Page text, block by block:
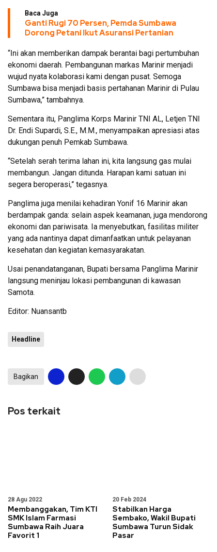
Baca Juga
Ganti Rugi 70 Persen, Pemda Sumbawa
Dorong Petani Ikut Asuransi Pertanian
“Ini akan memberikan dampak berantai bagi pertumbuhan
ekonomi daerah. Pembangunan markas Marinir menjadi
wujud nyata kolaborasi kami dengan pusat. Semoga
Sumbawa bisa menjadi basis pertahanan Marinir di Pulau
Sumbawa,” tambahnya.
Sementara itu, Panglima Korps Marinir TNI AL, Letjen TNI
Dr. Endi Supardi, S.E., M.M., menyampaikan apresiasi atas
dukungan penuh Pemkab Sumbawa.
“Setelah serah terima lahan ini, kita langsung gas mulai
membangun. Jangan ditunda. Harapan kami satuan ini
segera beroperasi,” tegasnya.
Panglima juga menilai kehadiran Yonif 16 Marinir akan
berdampak ganda: selain aspek keamanan, juga mendorong
ekonomi dan pariwisata. Ia menyebutkan, fasilitas militer
yang ada nantinya dapat dimanfaatkan untuk pelayanan
kesehatan dan kegiatan kemasyarakatan.
Usai penandatanganan, Bupati bersama Panglima Marinir
langsung meninjau lokasi pembangunan di kawasan
Samota.
Editor: Nuansantb
Headline
Bagikan
Pos terkait
28 Agu 2022
Membanggakan, Tim KTI
SMK Islam Farmasi
Sumbawa Raih Juara
Favorit 1
20 Feb 2024
Stabilkan Harga
Sembako, Wakil Bupati
Sumbawa Turun Sidak
Pasar